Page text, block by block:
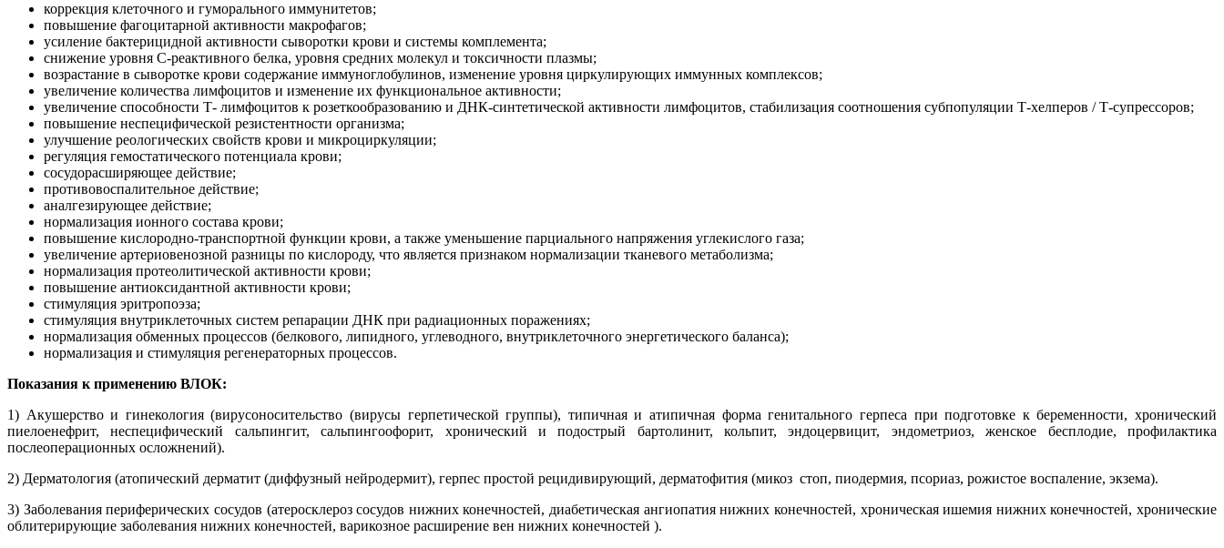
коррекция клеточного и гуморального иммунитетов;
повышение фагоцитарной активности макрофагов;
усиление бактерицидной активности сыворотки крови и системы комплемента;
снижение уровня С-реактивного белка, уровня средних молекул и токсичности плазмы;
возрастание в сыворотке крови содержание иммуноглобулинов, изменение уровня циркулирующих иммунных комплексов;
увеличение количества лимфоцитов и изменение их функциональное активности;
увеличение способности Т- лимфоцитов к розеткообразованию и ДНК-синтетической активности лимфоцитов, стабилизация соотношения субпопуляции Т-хелперов / Т-супрессоров;
повышение неспецифической резистентности организма;
улучшение реологических свойств крови и микроциркуляции;
регуляция гемостатического потенциала крови;
сосудорасширяющее действие;
противовоспалительное действие;
аналгезирующее действие;
нормализация ионного состава крови;
повышение кислородно-транспортной функции крови, а также уменьшение парциального напряжения углекислого газа;
увеличение артериовенозной разницы по кислороду, что является признаком нормализации тканевого метаболизма;
нормализация протеолитической активности крови;
повышение антиоксидантной активности крови;
стимуляция эритропоэза;
стимуляция внутриклеточных систем репарации ДНК при радиационных поражениях;
нормализация обменных процессов (белкового, липидного, углеводного, внутриклеточного энергетического баланса);
нормализация и стимуляция регенераторных процессов.
Показания к применению ВЛОК:
1) Акушерство и гинекология (вирусоносительство (вирусы герпетической группы), типичная и атипичная форма генитального герпеса при подготовке к беременности, хронический
пиелоенефрит, неспецифический сальпингит, сальпингоофорит, хронический и подострый бартолинит, кольпит, эндоцервицит, эндометриоз, женское бесплодие, профилактика
послеоперационных осложнений).
2) Дерматология (атопический дерматит (диффузный нейродермит), герпес простой рецидивирующий, дерматофития (микоз стоп, пиодермия, псориаз, рожистое воспаление, экзема).
3) Заболевания периферических сосудов (атеросклероз сосудов нижних конечностей, диабетическая ангиопатия нижних конечностей, хроническая ишемия нижних конечностей, хронические
облитерирующие заболевания нижних конечностей, варикозное расширение вен нижних конечностей ).